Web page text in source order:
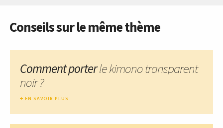
Conseils sur le même thème
Comment porterle kimono transparent
noir ?
EN SAVOIR PLUS